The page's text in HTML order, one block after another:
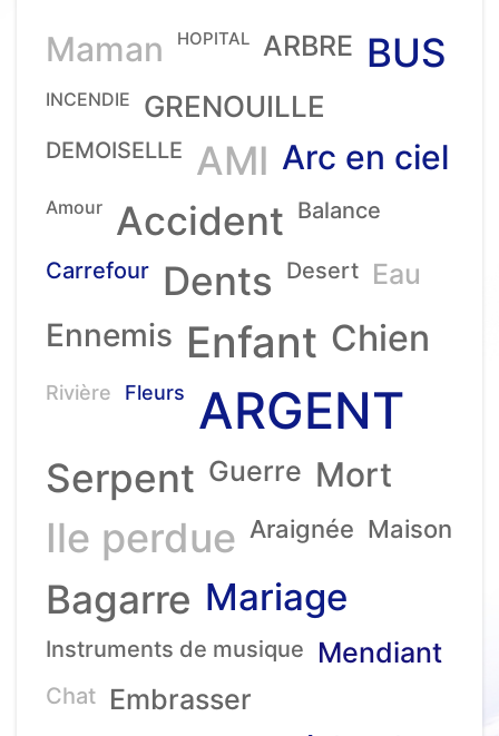
Maman HOPITAL ARBRE BUS
INCENDIE GRENOUILLE
DEMOISELLE AMI Arc en ciel
Amour Accident Balance
Carrefour Dents Desert Eau
Ennemis Enfant Chien
Rivière Fleurs ARGENT
Serpent Guerre Mort
Ile perdue Araignée Maison
Bagarre Mariage
Instruments de musique Mendiant
Chat Embrasser